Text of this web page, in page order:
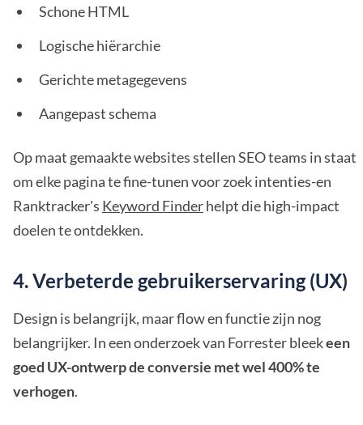
Schone HTML
Logische hiërarchie
Gerichte metagegevens
Aangepast schema
Op maat gemaakte websites stellen SEO teams in staat
om elke pagina te fine-tunen voor zoek intenties-en
Ranktracker's Keyword Finderhelpt die high-impact
doelen te ontdekken.
4. Verbeterde gebruikerservaring (UX)
Design is belangrijk, maar flow en functie zijn nog
belangrijker. In een onderzoek van Forrester bleekeen
goed UX-ontwerp de conversie met wel 400% te
verhogen.